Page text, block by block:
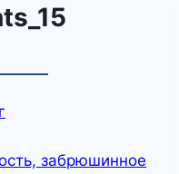
забрюшинное